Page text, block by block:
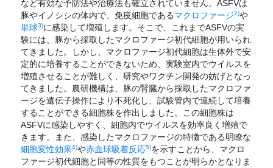
など有効な予防法や治療法も確立されていません。ASFVは
豚やイノシシの体内で、免疫細胞であるマクロファージ2)や
単球3)に感染して増殖します。そこで、これまでASFVの実
験には、豚から採取したマクロファージ初代細胞が用いられ
てきました。しかし、マクロファージ初代細胞は生体外で安
定的に培養することができないため、実験室内でウイルスを
増殖させることが難しく、研究やワクチン開発の妨げとなっ
てきました。農研機構は、豚の腎臓から採取したマクロファ
ージを遺伝子操作により不死化し、試験管内で連続して培養
することができる細胞株を作出しました。この細胞株は
ASFVに感染しやすく、細胞内でウイルスを効率良く増殖で
きます。また、感染したマクロファージの特徴である明瞭な
細胞変性効果4)や赤血球吸着反応5)を示すことから、マクロ
ファージ初代細胞と同等の性質をもつことが明らかとなりま